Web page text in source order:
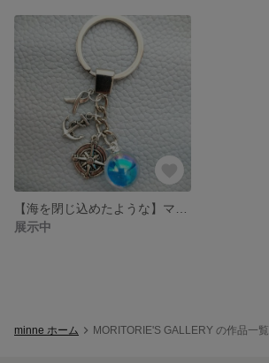
展示中
minne ホーム MORITORIE'S GALLERY の作品一覧